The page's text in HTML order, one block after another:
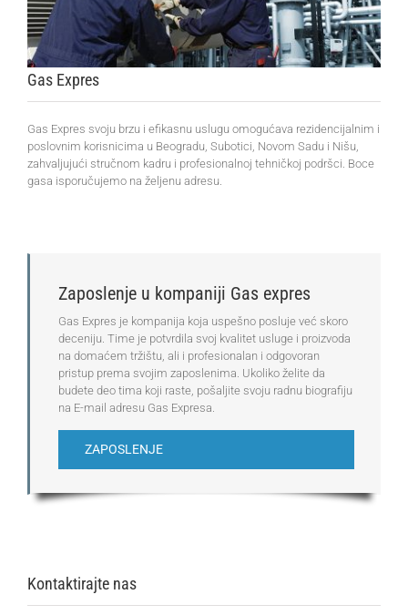
Gas Expres
Gas Expres svoju brzu i efikasnu uslugu omogućava rezidencijalnim i
poslovnim korisnicima u Beogradu, Subotici, Novom Sadu i Nišu,
zahvaljujući stručnom kadru i profesionalnoj tehničkoj podršci. Boce
gasa isporučujemo na željenu adresu.
Zaposlenje u kompaniji Gas expres
Gas Expres je kompanija koja uspešno posluje već skoro
deceniju. Time je potvrdila svoj kvalitet usluge i proizvoda
na domaćem tržištu, ali i profesionalan i odgovoran
pristup prema svojim zaposlenima. Ukoliko želite da
budete deo tima koji raste, pošaljite svoju radnu biografiju
na E-mail adresu Gas Expresa.
ZAPOSLENJE
Kontaktirajte nas